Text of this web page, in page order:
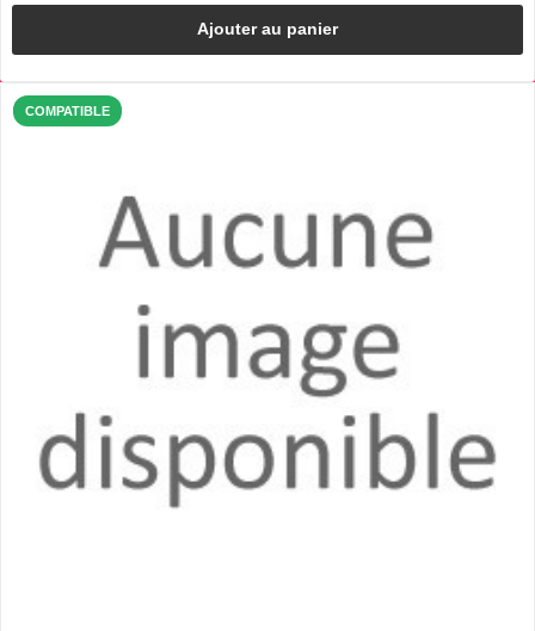
Ajouter au panier
COMPATIBLE